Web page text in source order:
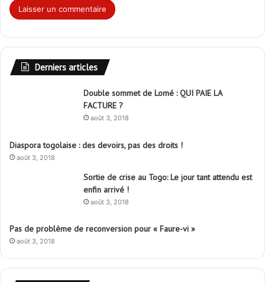
Derniers articles
Double sommet de Lomé : QUI PAIE LA
FACTURE ?
août 3, 2018
Diaspora togolaise : des devoirs, pas des droits !
août 3, 2018
Sortie de crise au Togo: Le jour tant attendu est
enfin arrivé !
août 3, 2018
Pas de problème de reconversion pour « Faure-vi »
août 3, 2018